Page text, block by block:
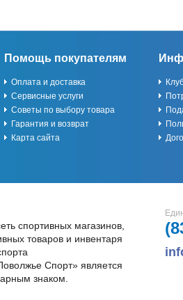
Помощь покупателям
Оплата и доставка
Сервисные услуги
Советы по выбору товара
Гарантия и возврат
Карта сайта
спортивных магазинов,
товаров и инвентаря
Спорт» является
знаком.